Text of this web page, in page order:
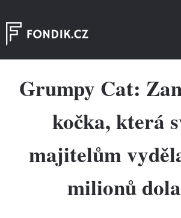
Grumpy Cat:
kočka, která
majitelům
milionů